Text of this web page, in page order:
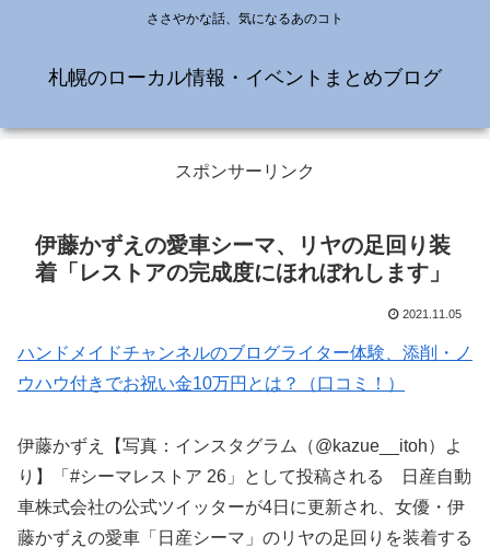
ささやかな話、気になるあのコト
札幌のローカル情報・イベントまとめブログ
スポンサーリンク
伊藤かずえの愛車シーマ、リヤの足回り装
着「レストアの完成度にほれぼれします」
2021.11.05
ハンドメイドチャンネルのブログライター体験、添削・ノ
ウハウ付きでお祝い金10万円とは？（口コミ！）
伊藤かずえ【写真：インスタグラム（@kazue__itoh）よ
り】「#シーマレストア 26」として投稿される 日産自動
車株式会社の公式ツイッターが4日に更新され、女優・伊
藤かずえの愛車「日産シーマ」のリヤの足回りを装着する